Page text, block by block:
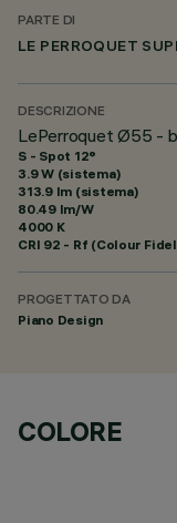
PARTE DI
LE PERROQUET
DESCRIZIONE
LePerroquet Ø55 -
S - Spot 12°
3.9 W (sistema)
313.9 lm (sistema)
80.49 lm/W
4000 K
CRI 92 - Rf (Colour
PROGETTATO DA
Piano Design
COLORE